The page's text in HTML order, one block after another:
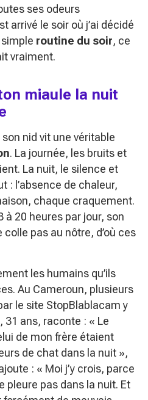
ses odeurs
arrivé le soir où j’ai décidé
routine du soir, ce
vraiment.
miaule la nuit
nid vit une véritable
. La journée, les bruits et
La nuit, le silence et
: l’absence de chaleur,
chaque craquement.
à 20 heures par jour, son
pas au nôtre, d’où ces
les humains qu’ils
Au Cameroun, plusieurs
le site StopBlablacam y
31 ans, raconte : « Le
de mon frère étaient
de chat dans la nuit »,
: « Moi j’y crois, parce
pleure pas dans la nuit. Et